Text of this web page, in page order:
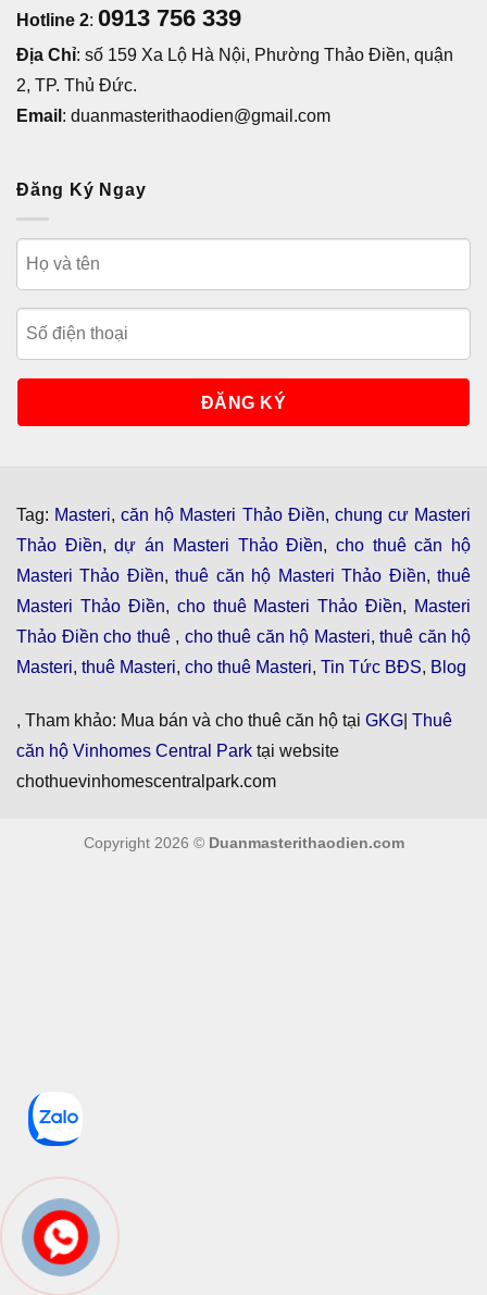
Hotline 2: 0913 756 339
Địa Chỉ: số 159 Xa Lộ Hà Nội, Phường Thảo Điền, quận
2, TP. Thủ Đức.
Email : duanmasterithaodien@gmail.com
Đăng Ký Ngay
Tag: Masteri,căn hộ Masteri Thảo Điền, chung cư Masteri
Thảo Điền,dự án Masteri Thảo Điền, cho thuê căn hộ
Masteri Thảo Điền,thuê căn hộ Masteri Thảo Điền,thuê
Masteri Thảo Điền, cho thuê Masteri Thảo Điền, Masteri
Thảo Điền cho thuê , cho thuê căn hộ Masteri, thuê căn hộ
Masteri, thuê Masteri, cho thuê Masteri, Tin Tức BĐS, Blog
, Tham khảo: Mua bán và cho thuê căn hộ tại GKG Thuê
căn hộ Vinhomes Central Park tại website
chothuevinhomescentralpark.com
Copyright 2026 © Duanmasterithaodien.com